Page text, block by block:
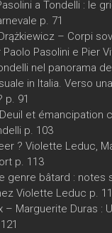
a Tondelli : le
p. 71
– Corpi
Pasolini e Pier
nel panorama
in Italia. Verso
p. 91
et émancipation
p. 103
? Violette Leduc,
p. 113
genre bâtard : notes
Violette Leduc p.
– Marguerite Duras :